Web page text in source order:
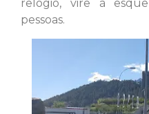
relógio, vire à
pessoas.